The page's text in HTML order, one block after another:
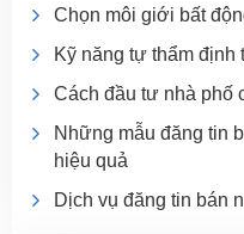
Chọn môi giới bất
Kỹ năng tự thẩm định
Cách đầu tư nhà phố
Những mẫu đăng tin
hiệu quả
Dịch vụ đăng tin bán